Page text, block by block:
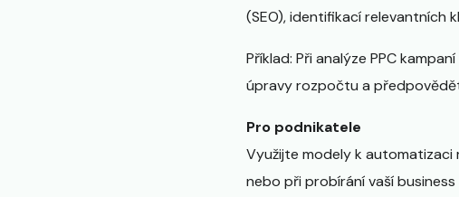
(SEO), identifikací relevantních
Příklad: Při analýze PPC
úpravy rozpočtu a
Pro podnikatele
Využijte modely k automatizaci
nebo při probírání vaší